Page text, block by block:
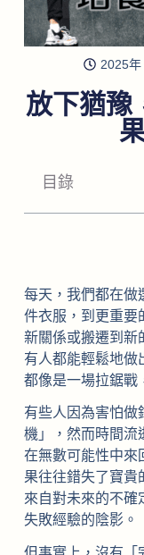
2025年
放下猶豫
目錄
每天，我們都在
件衣服，到更重要
新關係或搬遷到新
有人都能輕鬆地做
都像是一場拉鋸戰
有些人因為害怕做
機」，然而時間流
在無數可能性中來
果往往錯失了寶貴
來自對未來的不確
失敗經驗的陰影。